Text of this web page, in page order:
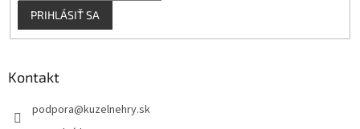
PRIHLÁSIŤ SA
Kontakt
podpora@kuzelnehry.sk